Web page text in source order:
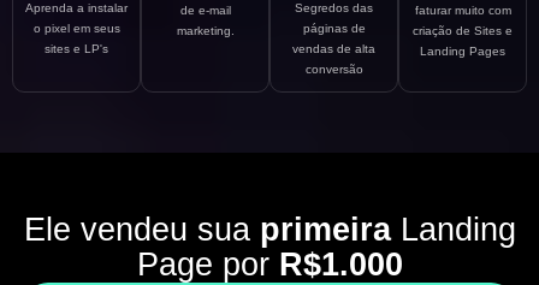
Aprenda a instalar
o pixel em seus
sites e LP's
de e-mail
marketing.
Segredos das
páginas de
vendas de alta
conversão
faturar muito com
criação de Sites e
Landing Pages
Ele vendeu sua primeira Landing
Page por R$1.000